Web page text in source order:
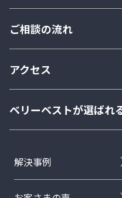
ご相談の流れ
アクセス
ベリーベストが選ばれ
解決事例